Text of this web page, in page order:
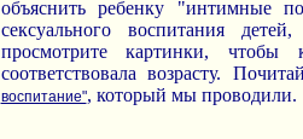
объяснить ребенку "интимные
сексуального воспитания
просмотрите картинки, чтобы
соответствовала возрасту.
воспитание", который мы проводили.